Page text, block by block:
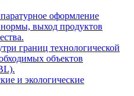
оформление
выход продуктов
границ технологической
объектов
и экологические